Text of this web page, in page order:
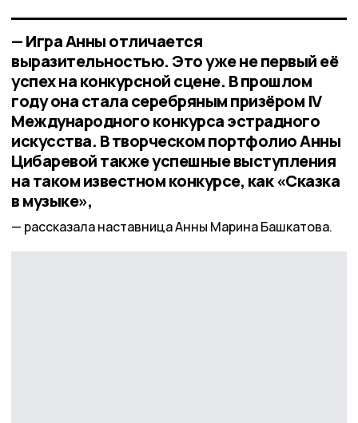
— Игра Анны отличается
выразительностью. Это уже не первый её
успех на конкурсной сцене. В прошлом
году она стала серебряным призёром IV
Международного конкурса эстрадного
искусства. В творческом портфолио Анны
Цибаревой также успешные выступления
на таком известном конкурсе, как «Сказка
в музыке»,
рассказала наставница Анны Марина Башкатова.